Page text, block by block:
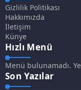
Gizlilik Politikası
Hakkımızda
İletişim
Künye
Hızlı Menü
Menü bulunamadı.
Son Yazılar